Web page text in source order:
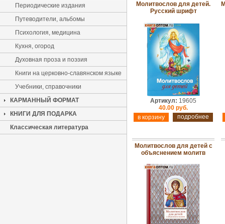
Периодические издания
Путеводители, альбомы
Психология, медицина
Кухня, огород
Духовная проза и поэзия
Книги на церковно-славянском языке
Учебники, справочники
КАРМАННЫЙ ФОРМАТ
КНИГИ ДЛЯ ПОДАРКА
Классическая литература
Молитвослов для детей.
Русский шрифт
Артикул: 19605
40.00 руб.
подробнее
Молитвослов для детей с
объяснением молитв